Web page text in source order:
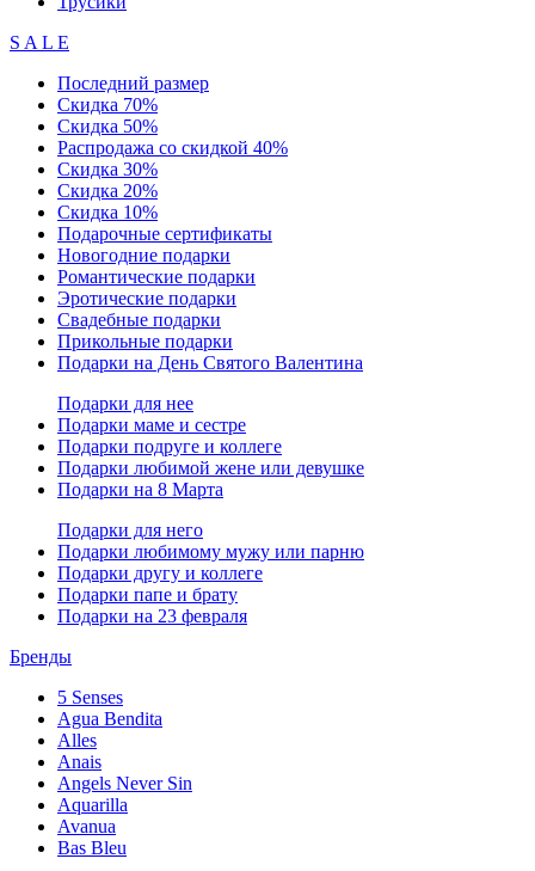
S A L E
Последний размер
Скидка 70%
Скидка 50%
Распродажа со скидкой 40%
Скидка 30%
Скидка 20%
Скидка 10%
Подарочные сертификаты
Новогодние подарки
Романтические подарки
Эротические подарки
Свадебные подарки
Прикольные подарки
Подарки на День Святого Валентина
Подарки для нее
Подарки маме и сестре
Подарки подруге и коллеге
Подарки любимой жене или девушке
Подарки на 8 Марта
Подарки для него
Подарки любимому мужу или парню
Подарки другу и коллеге
Подарки папе и брату
Подарки на 23 февраля
Бренды
5 Senses
Agua Bendita
Alles
Anais
Angels Never Sin
Aquarilla
Avanua
Bas Bleu